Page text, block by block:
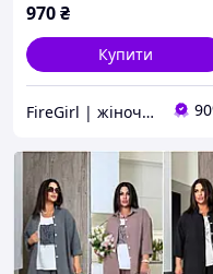
970₴
Купити
FireGirl | жіночий одяг